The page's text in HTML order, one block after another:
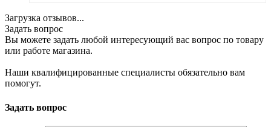
Загрузка отзывов...
Задать вопрос
Вы можете задать любой интересующий вас вопрос по товару
или работе магазина.
Наши квалифицированные специалисты обязательно вам
помогут.
Задать вопрос